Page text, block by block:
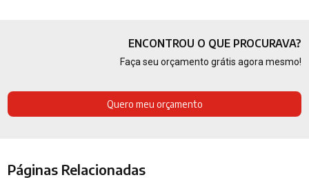
ENCONTROU O QUE PROCURAVA?
Faça seu orçamento grátis agora mesmo!
Quero meu orçamento
Páginas Relacionadas